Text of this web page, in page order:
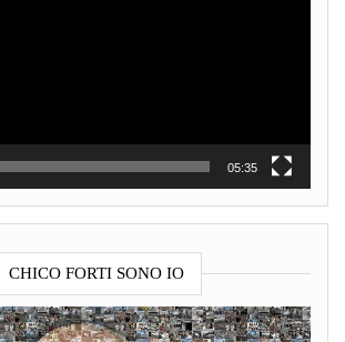
05:35
CHICO FORTI SONO IO